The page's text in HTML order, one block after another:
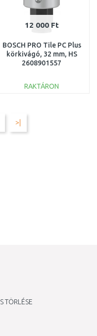
12 000 Ft
BOSCH PRO Tile PC Plus
körkivágó, 32 mm, HS
2608901557
RAKTÁRON
Összehasonlítás
>|
TÖRLÉSE